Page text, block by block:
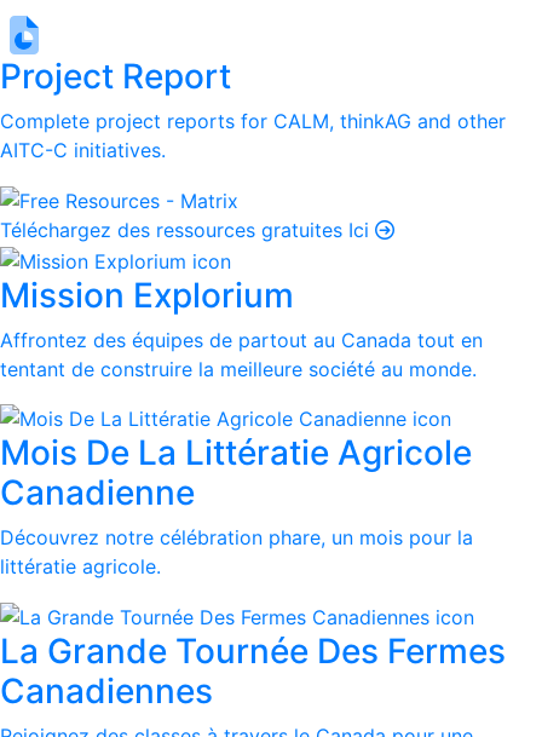
Project Report
Complete project reports for CALM, thinkAG and other
AITC-C initiatives.
Téléchargez des ressources gratuites Ici
Mission Explorium
Affrontez des équipes de partout au Canada tout en
tentant de construire la meilleure société au monde.
Mois De La Littératie Agricole
Canadienne
Découvrez notre célébration phare, un mois pour la
littératie agricole.
La Grande Tournée Des Fermes
Canadiennes